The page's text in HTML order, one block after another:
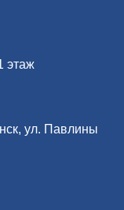
этаж
ул. Павлины